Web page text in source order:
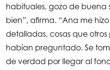
habituales, gozo de buena
bien”, afirma. “Ana me
detalladas, cosas que
habían preguntado. Se
de verdad por llegar al